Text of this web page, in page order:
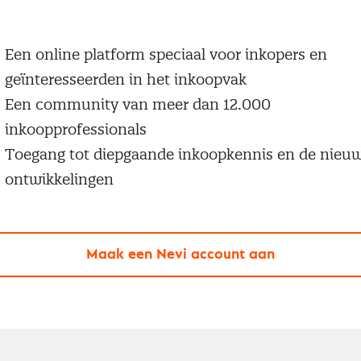
Een online platform speciaal voor inkopers en
geïnteresseerden in het inkoopvak
Een community van meer dan 12.000
inkoopprofessionals
Toegang tot diepgaande inkoopkennis en de
ontwikkelingen
Maak een Nevi account aan